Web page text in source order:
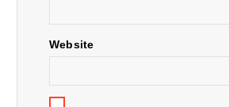
Website